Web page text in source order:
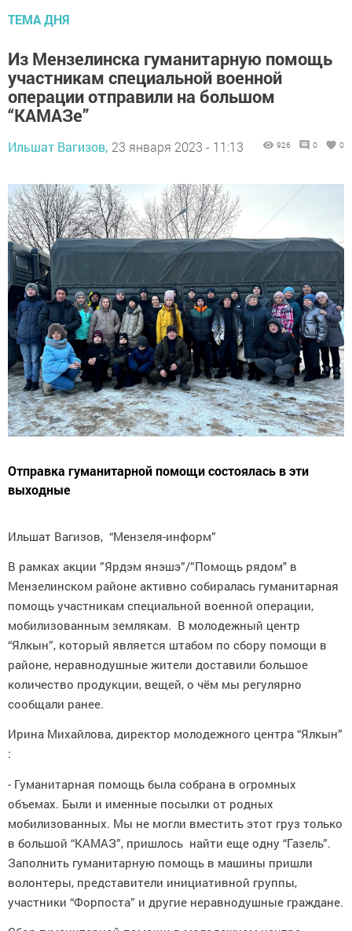
ТЕМА ДНЯ
Из Мензелинска гуманитарную помощь
участникам специальной военной
операции отправили на большом
“КАМАЗе”
Ильшат Вагизов, 23 января 2023 - 11:13 926 0 0
Отправка гуманитарной помощи состоялась в эти
выходные
Ильшат Вагизов, “Мензеля-информ”
В рамках акции ”Ярдэм янэшэ”/”Помощь рядом" в
Мензелинском районе активно собиралась гуманитарная
помощь участникам специальной военной операции,
мобилизованным землякам. В молодежный центр
“Ялкын”, который является штабом по сбору помощи в
районе, неравнодушные жители доставили большое
количество продукции, вещей, о чём мы регулярно
сообщали ранее.
Ирина Михайлова, директор молодежного центра “Ялкын”
:
- Гуманитарная помощь была собрана в огромных
объемах. Были и именные посылки от родных
мобилизованных. Мы не могли вместить этот груз только
в большой “КАМАЗ”, пришлось найти еще одну “Газель”.
Заполнить гуманитарную помощь в машины пришли
волонтеры, представители инициативной группы,
участники “Форпоста” и другие неравнодушные граждане.